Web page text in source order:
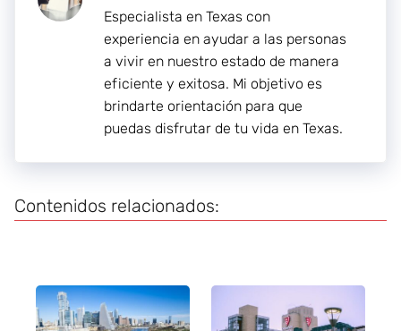
Especialista en Texas con
experiencia en ayudar a las personas
a vivir en nuestro estado de manera
eficiente y exitosa. Mi objetivo es
brindarte orientación para que
puedas disfrutar de tu vida en Texas.
Contenidos relacionados: